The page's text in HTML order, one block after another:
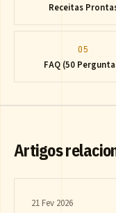
Receitas
05
FAQ (50
Artigos
21 Fev 2026